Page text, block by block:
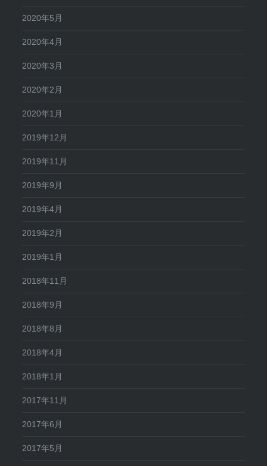
2020年5月
2020年4月
2020年3月
2020年2月
2020年1月
2019年12月
2019年11月
2019年9月
2019年4月
2019年2月
2019年1月
2018年11月
2018年9月
2018年8月
2018年4月
2018年1月
2017年11月
2017年6月
2017年5月